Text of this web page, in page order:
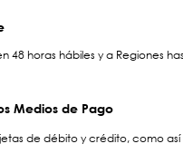
48 horas hábiles y a Regiones
Medios de Pago
de débito y crédito, como